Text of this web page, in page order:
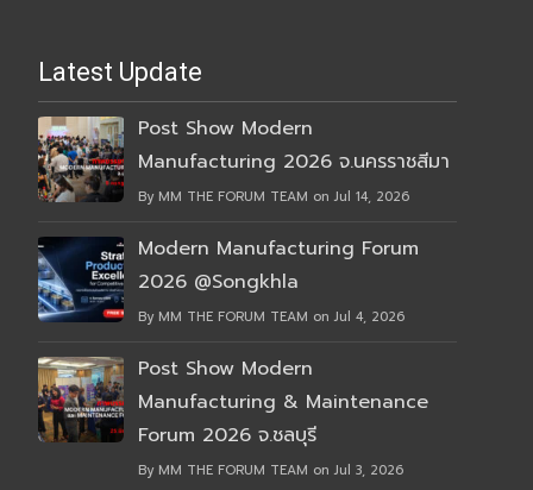
Latest Update
Post Show Modern
Manufacturing 2026 จ.นครราชสีมา
By MM THE FORUM TEAM on Jul 14, 2026
Modern Manufacturing Forum
2026 @Songkhla
By MM THE FORUM TEAM on Jul 4, 2026
Post Show Modern
Manufacturing & Maintenance
Forum 2026 จ.ชลบุรี
By MM THE FORUM TEAM on Jul 3, 2026